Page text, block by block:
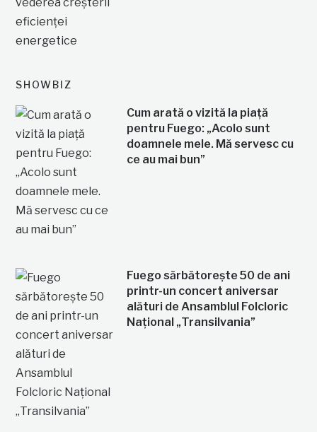
SHOWBIZ
Cum arată o vizită la piață
pentru Fuego: „Acolo sunt
doamnele mele. Mă servesc cu
ce au mai bun”
Fuego sărbătorește 50 de ani
printr-un concert aniversar
alături de Ansamblul Folcloric
Național „Transilvania”